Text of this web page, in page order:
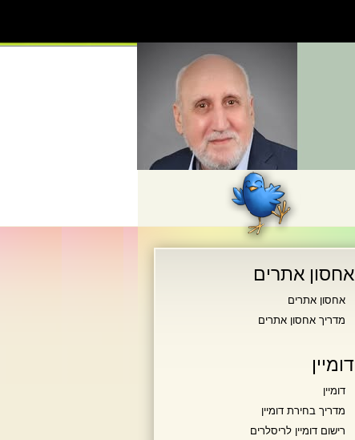
אחסון אתרים
אחסון אתרים
מדריך אחסון אתרים
דומיין
דומיין
מדריך בחירת דומיין
רישום דומיין לריסלרים